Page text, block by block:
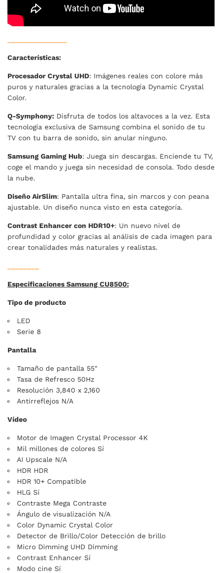
Características:
Procesador Crystal UHD: Imágenes reales con colore más
puros y naturales gracias a la tecnología Dynamic Crystal
Color.
Q-Symphony: Disfruta de todos los altavoces a la vez. Esta
tecnología exclusiva de Samsung combina el sonido de tu
TV con tu barra de sonido, sin anular ninguno.
Samsung Gaming Hub: Juega sin descargas. Enciende tu TV,
coge el mando y juega sin necesidad de consola. Todo desde
la nube.
Diseño AirSlim: Pantalla ultra fina, sin marcos y con peana
ajustable. Un diseño nunca visto en esta categoría.
Contrast Enhancer con HDR10+: Un nuevo nivel de
profundidad y color gracias al análisis de cada imagen para
crear tonalidades más naturales y realistas.
Especificaciones Samsung CU8500:
Tipo de producto
LED
Serie 8
Pantalla
Tamaño de pantalla 55"
Tasa de Refresco 50Hz
Resolución 3,840 x 2,160
Antirreflejos N/A
Vídeo
Motor de Imagen Crystal Processor 4K
Mil millones de colores Sí
AI Upscale N/A
HDR HDR
HDR 10+ Compatible
HLG Sí
Contraste Mega Contraste
Ángulo de visualización N/A
Color Dynamic Crystal Color
Detector de Brillo/Color Detección de brillo
Micro Dimming UHD Dimming
Contrast Enhancer Sí
Modo cine Sí